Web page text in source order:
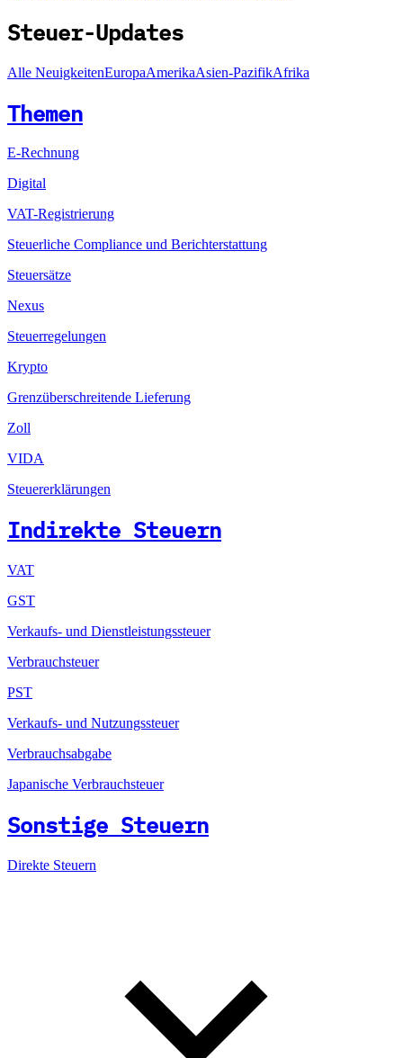
Steuer-Updates
Alle NeuigkeitenEuropaAmerikaAsien-PazifikAfrika
Themen
E-Rechnung
Digital
VAT-Registrierung
Steuerliche Compliance und Berichterstattung
Steuersätze
Nexus
Steuerregelungen
Krypto
Grenzüberschreitende Lieferung
Zoll
VIDA
Steuererklärungen
Indirekte Steuern
VAT
GST
Verkaufs- und Dienstleistungssteuer
Verbrauchsteuer
PST
Verkaufs- und Nutzungssteuer
Verbrauchsabgabe
Japanische Verbrauchsteuer
Sonstige Steuern
Direkte Steuern